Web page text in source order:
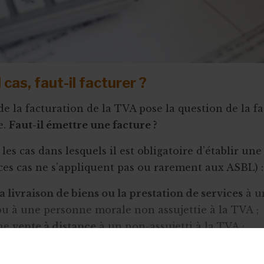
cas, faut-il facturer ?
la facturation de la TVA pose la question de la
Faut-il émettre une facture ?
cas dans lesquels il est obligatoire d’établir
cas ne s’appliquent pas ou rarement aux ASBL) :
livraison de biens ou la prestation de services à
à une personne morale non assujettie à la TVA ;
vente à distanceà un non-assujetti à la TVA ;